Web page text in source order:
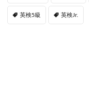
英検5級 英検Jr.